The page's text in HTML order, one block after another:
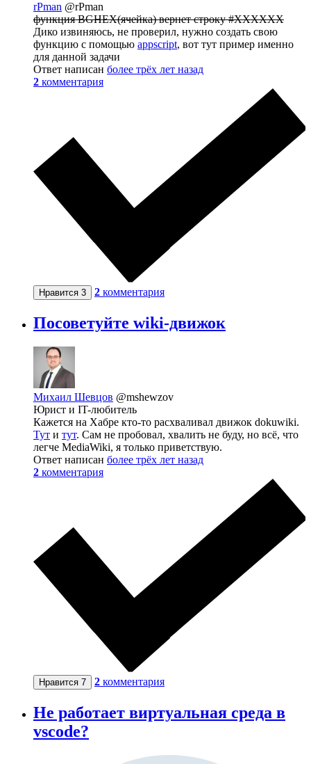
rPman @rPman
функция BGHEX(ячейка) вернет строку #XXXXXX
Дико извиняюсь, не проверил, нужно создать свою
функцию с помощью appscript, вот тут пример именно
для данной задачи
Ответ написан более трёх лет назад
2 комментария
Нравится 3 2 комментария
Посоветуйте wiki-движок
Михаил Шевцов @mshewzov
Юрист и IT-любитель
Кажется на Хабре кто-то расхваливал движок dokuwiki.
Тут и тут. Сам не пробовал, хвалить не буду, но всё, что
легче MediaWiki, я только приветствую.
Ответ написан более трёх лет назад
2 комментария
Нравится 7 2 комментария
Не работает виртуальная среда в
vscode?